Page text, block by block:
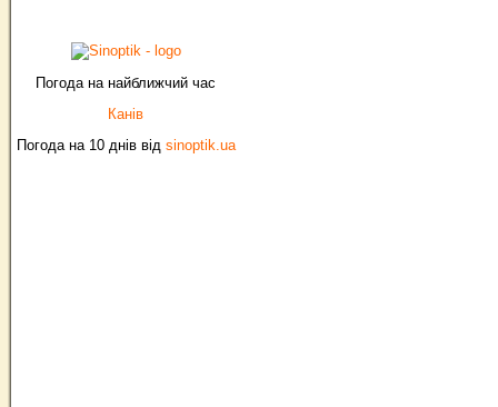
Погода на найближчий час
Канів
Погода на 10 днів від sinoptik.ua